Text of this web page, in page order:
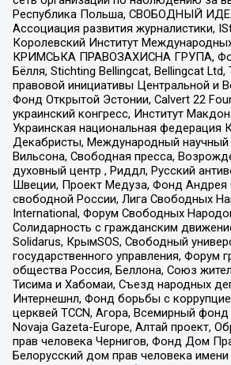
Республика Польша, СВОБОДНЫЙ
Ассоциация развития журналистики,
Королевский Институт
КРИМСЬКА ПРАВОЗАХИСНА ГРУПА,
Бёлля, Stichting Bellingcat, Bellingcat Ltd,
правовой инициативы Центральной и
Фонд Открытой Эстонии, Calvert 22
украинский конгресс, Институт
Украинская национальная федерация
Декабристы, Международный научный
Вильсона, Свободная пресса,
духовный центр , Риддл, Русский
Швеции, Проект Медуза, Фонд Андрея
свободной России, Лига Свободных
International, Форум Свободных
Солидарность с гражданским
Solidarus, КрымSOS, Свободный
государственного управления, Форум
общества Россия, Беллона, Союз
Тисима и Хабомаи, Съезд народных
Интернешнл, Фонд борьбы с
церквей TCCN, Агора, Всемирный
Novaja Gazeta-Europe, Алтай проект,
прав человека Чернигов, Фонд Дом
Белорусский дом прав человека